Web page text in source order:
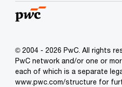
© 2004 - 2026 PwC. All rights
PwC network and/or one or
each of which is a separate
www.pwc.com/structure for